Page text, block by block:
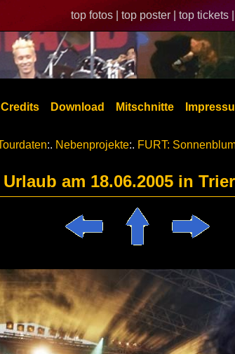
top fotos | top poster | top tickets |
Credits Download Mitschnitte
:. Nebenprojekte:. FURT:
am 18.06.2005 in Trier